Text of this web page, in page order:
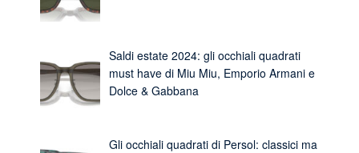
Saldi estate 2024: gli occhiali quadrati
must have di Miu Miu, Emporio Armani e
Dolce & Gabbana
Gli occhiali quadrati di Persol: classici ma